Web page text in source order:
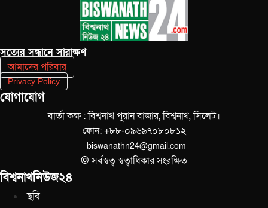
সত‌্যের সন্ধানে সারাক্ষণ
আমাদের পরিবার
Privacy Policy
যোগাযোগ
বার্তা কক্ষ : বিশ্বনাথ পুরান বাজার, বিশ্বনাথ, সিলেট।
ফোন: +৮৮-০৯৬৯৭০৮০৮১২
biswanathn24@gmail.com
© সর্বস্বত্ব স্বত্বাধিকার সংরক্ষিত
বিশ্বনাথনিউজ২৪
ছবি